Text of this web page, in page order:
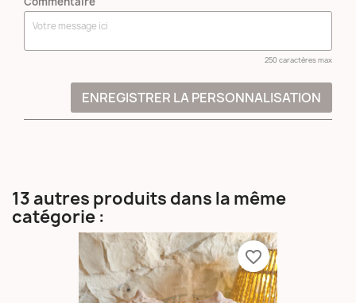
250 caractères max
ENREGISTRER LA PERSONNALISATION
13 autres produits dans la même
catégorie :
favorite_border